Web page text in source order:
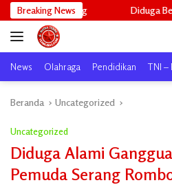
Langsung
ke
konten
Breaking News
Diduga Berkata Kasar dan
News Olahraga Pendidikan TNI –
Beranda Uncategorized
Uncategorized
Diduga Alami
Pemuda Serang